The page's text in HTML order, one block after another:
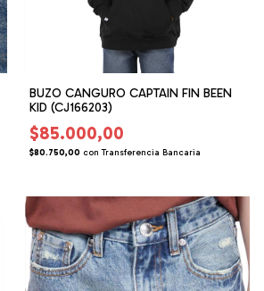
BUZO CANGURO CAPTAIN FIN BEEN
KID (CJ166203)
$85.000,00
$80.750,00 con Transferencia Bancaria